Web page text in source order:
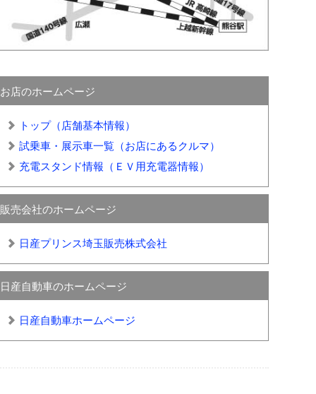
お店のホームページ
トップ（店舗基本情報）
試乗車・展示車一覧（お店にあるクルマ）
充電スタンド情報（ＥＶ用充電器情報）
販売会社のホームページ
日産プリンス埼玉販売株式会社
日産自動車のホームページ
日産自動車ホームページ